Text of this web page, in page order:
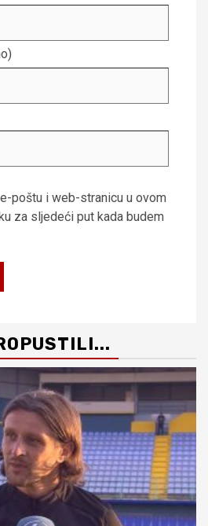
poštu i web-stranicu u ovom
za sljedeći put kada budem